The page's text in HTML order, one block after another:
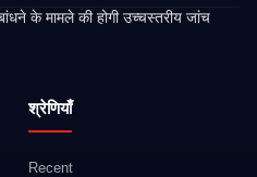
के मामले की होगी उच्चस्तरीय जांच
श्रेणियाँ
Recent